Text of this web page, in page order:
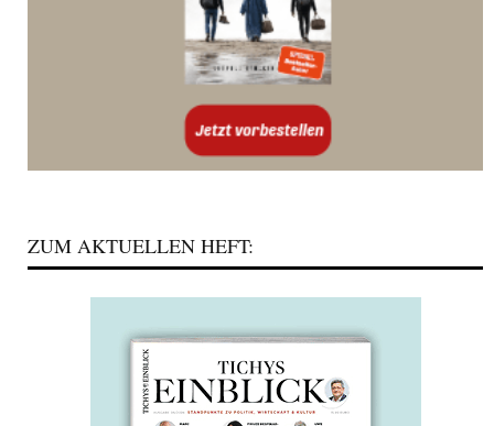
ZUM AKTUELLEN HEFT: